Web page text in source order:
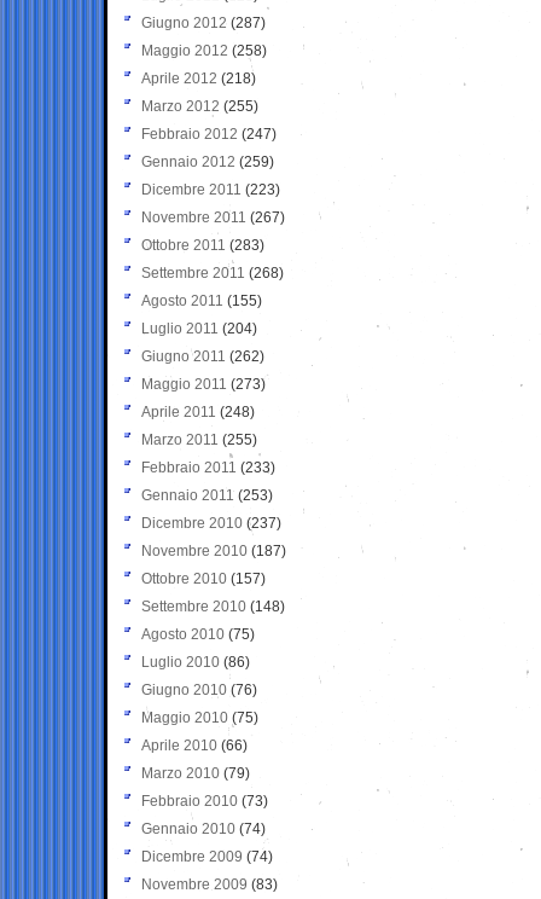
Giugno 2012 (287)
Maggio 2012 (258)
Aprile 2012 (218)
Marzo 2012 (255)
Febbraio 2012 (247)
Gennaio 2012 (259)
Dicembre 2011 (223)
Novembre 2011 (267)
Ottobre 2011 (283)
Settembre 2011 (268)
Agosto 2011 (155)
Luglio 2011 (204)
Giugno 2011 (262)
Maggio 2011 (273)
Aprile 2011 (248)
Marzo 2011 (255)
Febbraio 2011 (233)
Gennaio 2011 (253)
Dicembre 2010 (237)
Novembre 2010 (187)
Ottobre 2010 (157)
Settembre 2010 (148)
Agosto 2010 (75)
Luglio 2010 (86)
Giugno 2010 (76)
Maggio 2010 (75)
Aprile 2010 (66)
Marzo 2010 (79)
Febbraio 2010 (73)
Gennaio 2010 (74)
Dicembre 2009 (74)
Novembre 2009 (83)